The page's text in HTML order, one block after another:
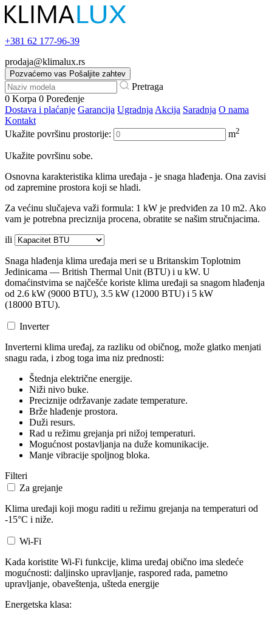
+381 62 177-96-39
prodaja@klimalux.rs
Pozvaćemo vas Pošaljite zahtev
Pretraga
0 Korpa 0 Poređenje
Dostava i plaćanje Garancija Ugradnja Akcija Saradnja O nama
Kontakt
Ukažite površinu prostorije:
m2
Ukažite površinu sobe.
Osnovna karakteristika klima uređaja - je snaga hlađenja. Ona zavisi
od zapremine prostora koji se hladi.
Za većinu slučajeva važi formula: 1 kW je predviđen za 10 m2. Ako
vam je potrebna preciznija procena, obratite se našim stručnjacima.
ili
Snaga hlađenja klima uređaja meri se u Britanskim Toplotnim
Jedinicama — British Thermal Unit (BTU) i u kW. U
domaćinstvima se najčešće koriste klima uređaji sa snagom hlađenja
od 2.6 kW (9000 BTU), 3.5 kW (12000 BTU) i 5 kW
(18000 BTU).
Inverter
Inverterni klima uređaj, za razliku od običnog, može glatko menjati
snagu rada, i zbog toga ima niz prednosti:
Štednja električne energije.
Niži nivo buke.
Preciznije održavanje zadate temperature.
Brže hlađenje prostora.
Duži resurs.
Rad u režimu grejanja pri nižoj temperaturi.
Mogućnost postavljanja na duže komunikacije.
Manje vibracije spoljnog bloka.
Filteri
Za grejanje
Klima uređaji koji mogu raditi u režimu grejanja na temperaturi od
-15°C i niže.
Wi-Fi
Kada koristite Wi-Fi funkcije, klima uređaj obično ima sledeće
mogućnosti: daljinsko upravljanje, raspored rada, pametno
upravljanje, obaveštenja, ušteda energije
Energetska klasa: